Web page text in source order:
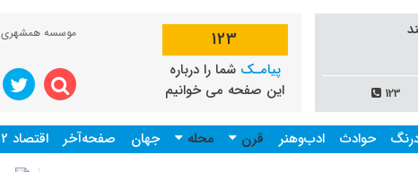
123
123
پیامـک شما را درباره
این صفحه می خوانیم
موسسه همشهری
حوادث ادب‌وهنر قرن محله جهان صفحه‌آخر اقتصاد 2